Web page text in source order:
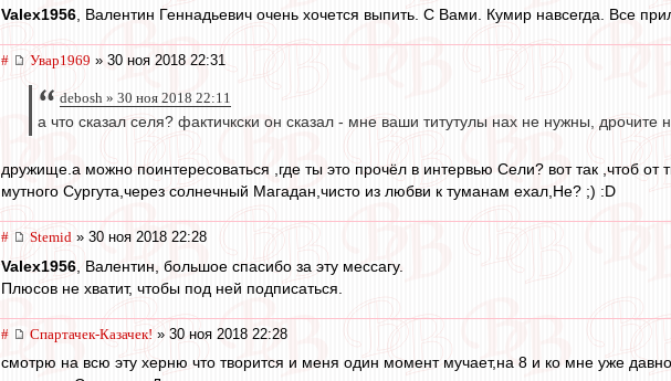
Valex1956 , Валентин Геннадьевич очень хочется выпить. С Вами. Кумир навсегда. Все
# Увар1969 » 30 ноя 2018 22:31
debosh » 30 ноя 2018 22:11
а что сказал селя? фактичкски он сказал - мне ваши титутулы нах не нужны,
дружище.а можно поинтересоваться ,где ты это прочёл в интервью Сели? вот так ,чтоб
мутного Сургута,через солнечный Магадан,чисто из любви к туманам ехал,Не? ;) :D
# Stemid » 30 ноя 2018 22:28
Valex1956 , Валентин, большое спасибо за эту мессагу.
Плюсов не хватит, чтобы под ней подписаться.
# Спартачек-Казачек! » 30 ноя 2018 22:28
смотрю на всю эту херню что творится и меня один момент мучает,на 8 и ко мне уже